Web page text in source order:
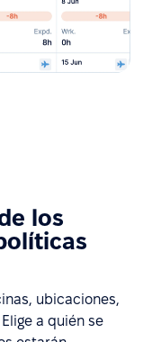
los
ubicaciones,
a quién se